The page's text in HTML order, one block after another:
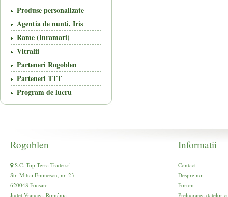
Produse personalizate
Agentia de nunti, Iris
Rame (Inramari)
Vitralii
Parteneri Rogoblen
Parteneri TTT
Program de lucru
Rogoblen
S.C. Top Terra Trade srl
Str. Mihai Eminescu, nr. 23
620048 Focsani
Județ Vrancea, România
Informatii
Contact
Despre noi
Forum
Prelucrarea datelor